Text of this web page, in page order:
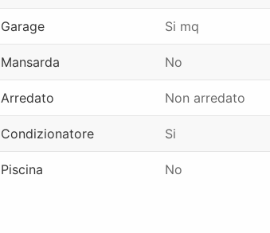
Garage Si mq
Mansarda No
Arredato Non arredato
Condizionatore Si
Piscina No